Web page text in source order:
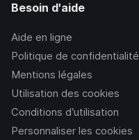
Besoin d'aide
Aide en ligne
Politique de confidentialité
Mentions légales
Utilisation des cookies
Conditions d’utilisation
Personnaliser les cookies